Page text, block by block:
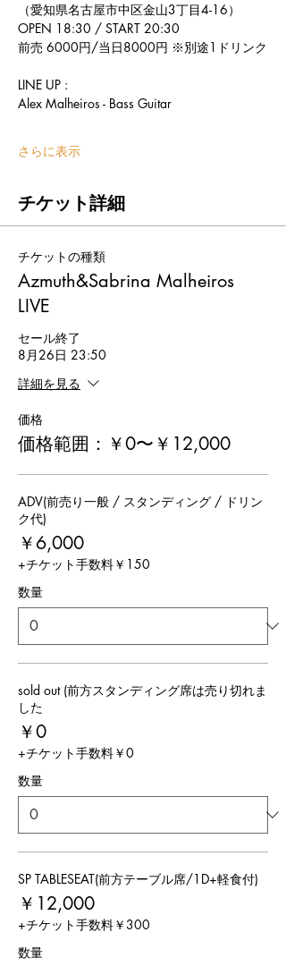
（愛知県名古屋市中区金山3丁目4-16）
OPEN 18:30 / START 20:30
前売 6000円/当日8000円 ※別途1ドリンク
LINE UP :
Alex Malheiros - Bass Guitar
さらに表示
チケット詳細
チケットの種類
Azmuth&Sabrina Malheiros
LIVE
セール終了
8月26日 23:50
詳細を見る
価格
価格範囲：￥0〜￥12,000
ADV(前売り一般 / スタンディング / ドリン
ク代)
￥6,000
+チケット手数料￥150
数量
sold out (前方スタンディング席は売り切れま
した
￥0
+チケット手数料￥0
数量
SP TABLESEAT(前方テーブル席/1D+軽食付)
￥12,000
+チケット手数料￥300
数量